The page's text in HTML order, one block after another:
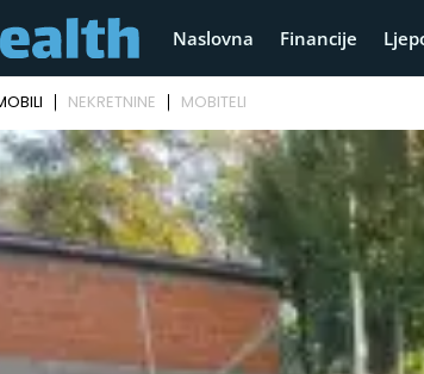
Naslovna Financije